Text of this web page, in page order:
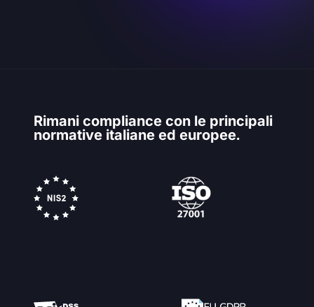
Rimani compliance con le principali
normative italiane ed europee.